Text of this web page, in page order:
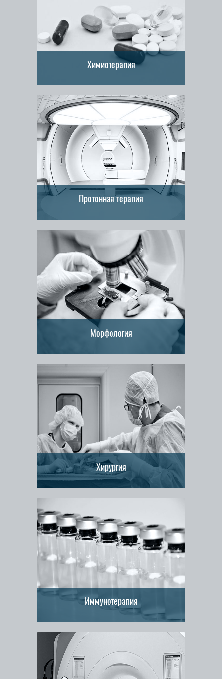
Химиотерапия
Протонная терапия
Морфология
Хирургия
Иммунотерапия